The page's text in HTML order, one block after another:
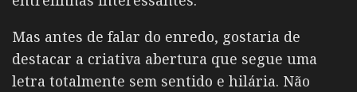
Mas antes de falar do enredo, gostaria de
destacar a criativa abertura que segue uma
letra totalmente sem sentido e hilária. Não